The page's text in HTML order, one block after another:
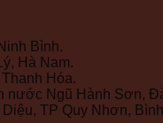
Bình.
Hà Nam.
Hóa.
nước Ngũ Hành Sơn,
TP Quy Nhơn,